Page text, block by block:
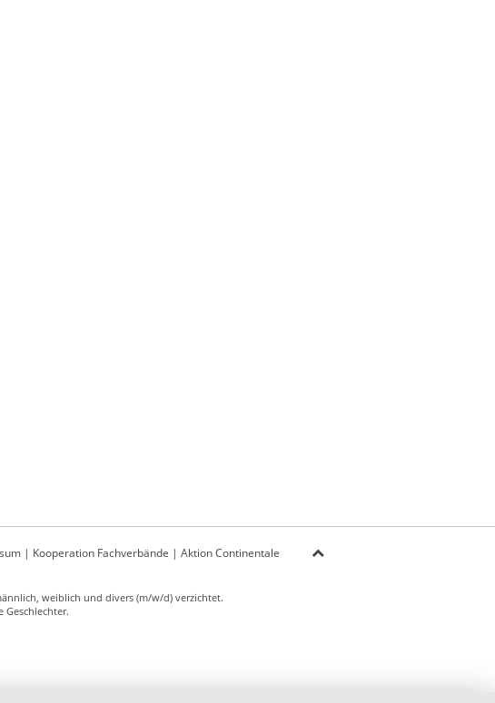
| Kooperation Fachverbände | Aktion Continentale
weiblich und divers (m/w/d) verzichtet.
Geschlechter.